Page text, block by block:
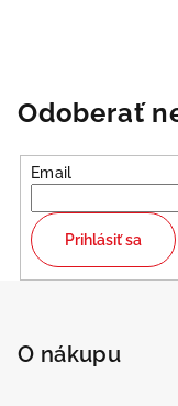
Odoberať
Email
Prihlásiť sa
O nákupu